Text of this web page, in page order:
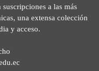
a las más
una extensa colección
y acceso.